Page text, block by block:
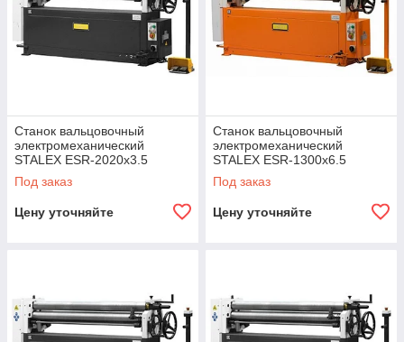
Станок вальцовочный
электромеханический
STALEX ESR-2020х3.5
Под заказ
Цену уточняйте
Станок вальцовочный
электромеханический
STALEX ESR-1300x6.5
Под заказ
Цену уточняйте